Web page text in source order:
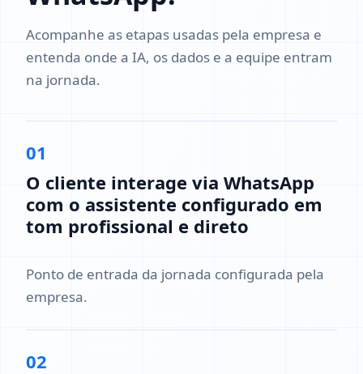
Acompanhe as etapas usadas pela empresa e
entenda onde a IA, os dados e a equipe entram
na jornada.
01
O cliente interage via WhatsApp
com o assistente configurado em
tom profissional e direto
Ponto de entrada da jornada configurada pela
empresa.
02